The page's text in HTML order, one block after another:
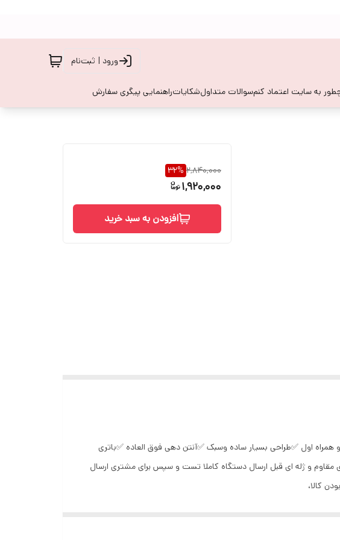
ورود | ثبت‌نام
به سایت اعتماد کنمسوالات متداولشکایاتراهنمایی پیگری سفارش
2,840,000
32%
1,920,000
افزودن به سبد خرید
اول ✅طراحی بسیار ساده وسبک ✅آنتن دهی فوق العاده ✅باتری
و ژله ای قبل ارسال دستگاه کاملا تست و سپس برای مشتری ارسال
کالا،